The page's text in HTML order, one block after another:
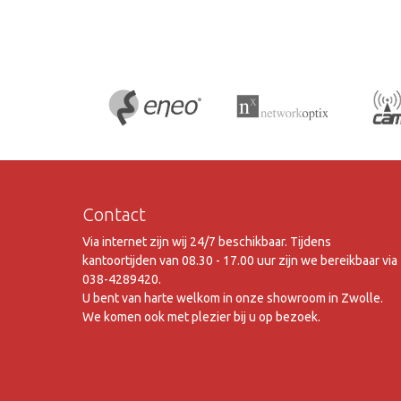
Contact
Via internet zijn wij 24/7 beschikbaar. Tijdens
kantoortijden van 08.30 - 17.00 uur zijn we bereikbaar via
038-4289420.
U bent van harte welkom in onze showroom in Zwolle.
We komen ook met plezier bij u op bezoek.